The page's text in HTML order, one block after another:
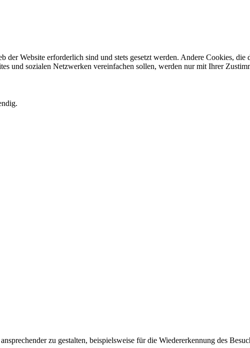
der Website erforderlich sind und stets gesetzt werden. Andere Cookies,
und sozialen Netzwerken vereinfachen sollen, werden nur mit Ihrer
zu gestalten, beispielsweise für die Wiedererkennung des